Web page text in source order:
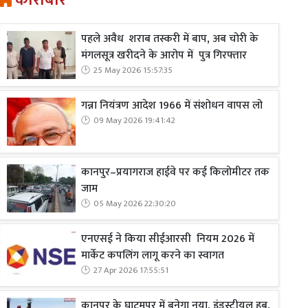
पहले अवैध शराब तस्करी में बाप, अब चोरी के
मंगलसूत्र खरीदने के आरोप में पुत्र गिरफ्तार
25 May 2026 15:57:35
गन्ना नियंत्रण आदेश 1966 में संशोधन वापस लो
09 May 2026 19:41:42
कानपुर–प्रयागराज हाईवे पर कई किलोमीटर तक
जाम
05 May 2026 22:30:20
एनएसई ने किया सीईआरसी नियम 2026 में
मार्केट कपलिंग लागू करने का स्वागत
27 Apr 2026 17:55:51